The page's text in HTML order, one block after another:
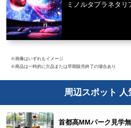
ミノルタプラネタリ
※画像はいずれもイメージ
※商品は一時的に欠品または早期販売終了の場合あり
周辺スポット 人
首都高MMパーク見学